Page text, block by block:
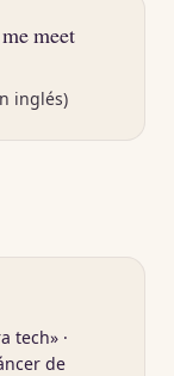
meet
inglés)
tech» ·
de